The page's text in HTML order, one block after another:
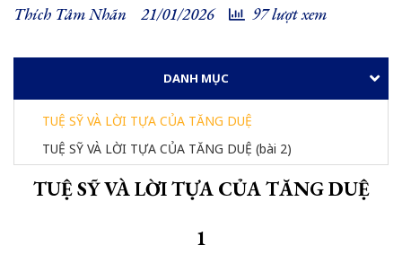
Thích Tâm Nhãn 21/01/2026 97 lượt xem
DANH MỤC
TUỆ SỸ VÀ LỜI TỰA CỦA TĂNG DUỆ
TUỆ SỸ VÀ LỜI TỰA CỦA TĂNG DUỆ (bài 2)
TUỆ SỸ VÀ LỜI TỰA CỦA TĂNG DUỆ
1